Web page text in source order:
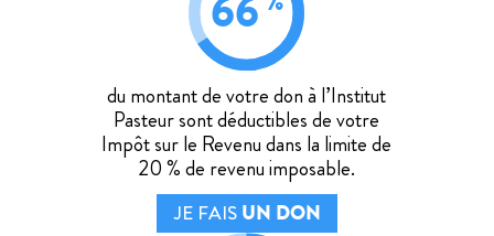
centres collaborateurs de l'OMS
du montant de votre don à l’Institut
Pasteur sont déductibles de votre
Impôt sur le Revenu dans la limite de
20 % de revenu imposable.
JE FAISUN DON